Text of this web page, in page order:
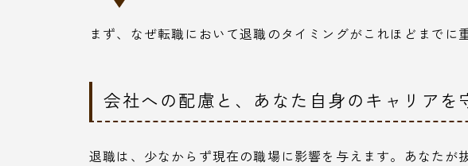
まず、なぜ転職において退職のタイミングがこれほどまでに
会社への配慮と、あなた自身のキャリアを
退職は、少なからず現在の職場に影響を与えます。あなたが